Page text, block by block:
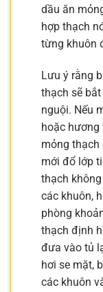
dầu ăn
hợp thạch
từng khuôn
Lưu ý rằng
thạch sẽ
nguội. Nếu
hoặc hương
mỏng thạch
mới đổ lớp
thạch
các khuôn,
phòng
thạch định
đưa vào tủ
hơi se mặt,
các khuôn